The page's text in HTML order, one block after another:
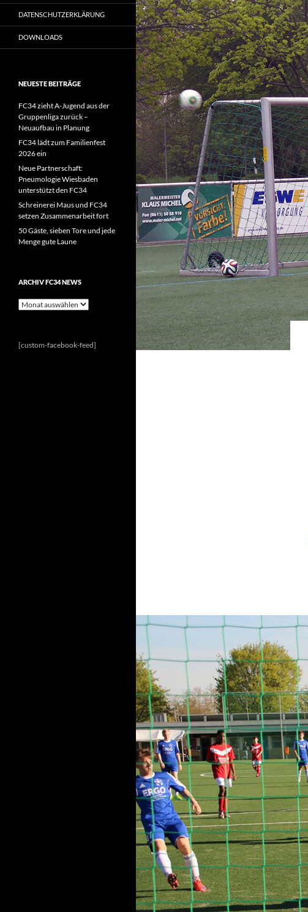
DATENSCHUTZERKLÄRUNG
DOWNLOADS
NEUESTE BEITRÄGE
FC34 zieht A-Jugend aus der
Gruppenliga zurück –
Neuaufbau in Planung
FC34 lädt zum Familienfest
2026 ein
Neue Partnerschaft:
Pneumologie Wiesbaden
unterstützt den FC34
Schreinerei Maus und FC34
setzen Zusammenarbeit fort
50 Gäste, sieben Tore und jede
Menge gute Laune
ARCHIV FC34 NEWS
Archiv
[custom-facebook-feed]